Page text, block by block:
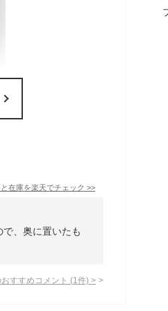
在庫を楽天でチェック >>
、奥に置いたも
すすめコメント (1 件) >